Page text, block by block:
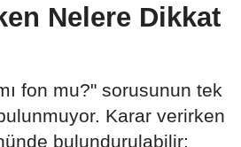
Nelere Dikkat
fon mu?" sorusunun tek
Karar verirken
bulundurulabilir: